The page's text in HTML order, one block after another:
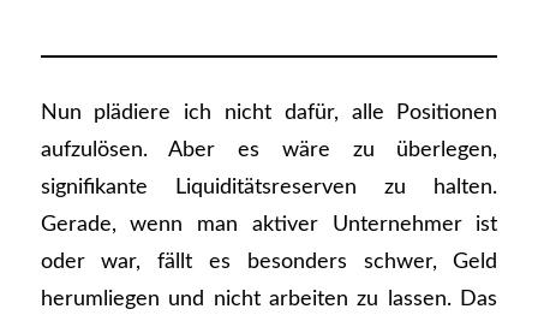
Nun plädiere ich nicht dafür, alle Positionen
aufzulösen. Aber es wäre zu überlegen,
signifikante Liquiditätsreserven zu halten.
Gerade, wenn man aktiver Unternehmer ist
oder war, fällt es besonders schwer, Geld
herumliegen und nicht arbeiten zu lassen. Das